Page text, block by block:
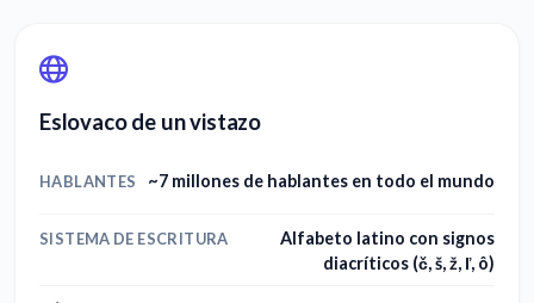
Eslovaco de un vistazo
HABLANTES ~7 millones de hablantes en todo el mundo
SISTEMA DE ESCRITURA
Alfabeto latino con signos
diacríticos (č, š, ž, ľ, ô)